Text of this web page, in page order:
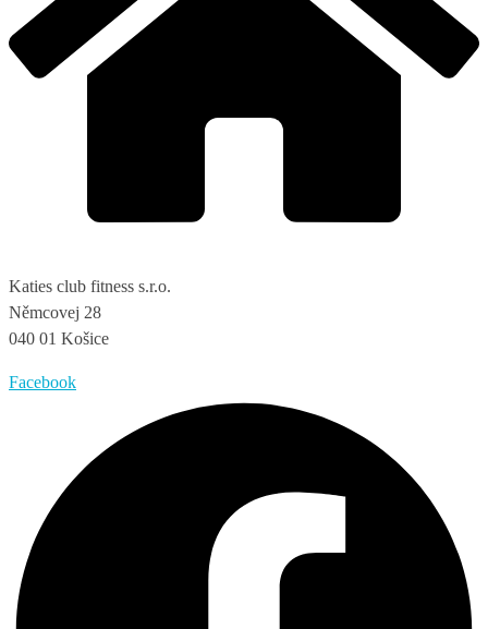
Katies club fitness s.r.o.
Němcovej 28
040 01 Košice
Facebook